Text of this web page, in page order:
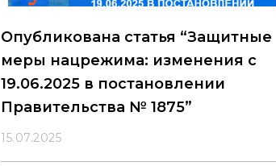
Опубликована статья “Защитные
меры нацрежима: изменения с
19.06.2025 в постановлении
Правительства № 1875”
15.07.2025